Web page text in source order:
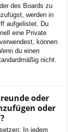
des Boards zu
werden in
aufgelistet. Du
eine Private
können
du einen
nicht.
oder
oder
In jedem